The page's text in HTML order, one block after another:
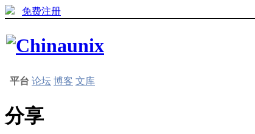
免费注册
平台 论坛 博客 文库
分享